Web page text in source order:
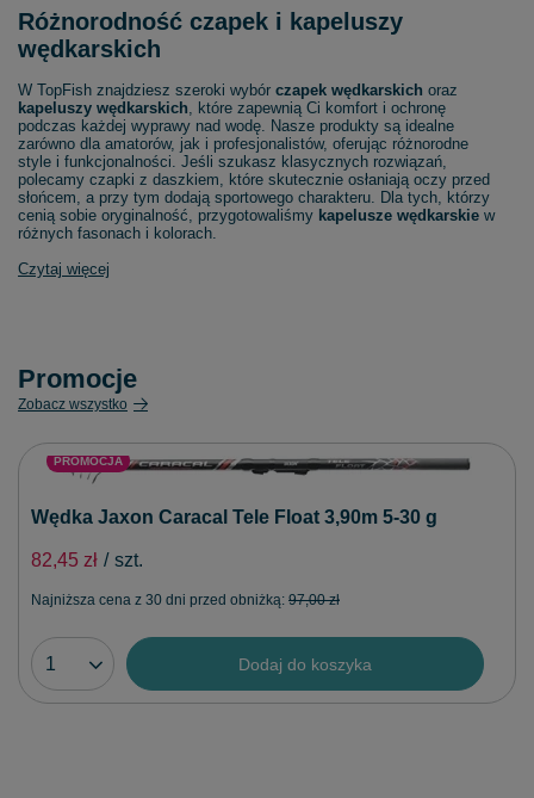
Różnorodność czapek i kapeluszy
wędkarskich
W TopFish znajdziesz szeroki wybór czapek wędkarskich oraz
kapeluszy wędkarskich, które zapewnią Ci komfort i ochronę
podczas każdej wyprawy nad wodę. Nasze produkty są idealne
zarówno dla amatorów, jak i profesjonalistów, oferując różnorodne
style i funkcjonalności. Jeśli szukasz klasycznych rozwiązań,
polecamy czapki z daszkiem, które skutecznie osłaniają oczy przed
słońcem, a przy tym dodają sportowego charakteru. Dla tych, którzy
cenią sobie oryginalność, przygotowaliśmy kapelusze wędkarskie w
różnych fasonach i kolorach.
Czytaj więcej
Promocje
Zobacz wszystko
PROMOCJA
Wędka Jaxon Caracal Tele Float 3,90m 5-30 g
82,45 zł / szt.
Najniższa cena z 30 dni przed obniżką: 97,00 zł
Dodaj do koszyka